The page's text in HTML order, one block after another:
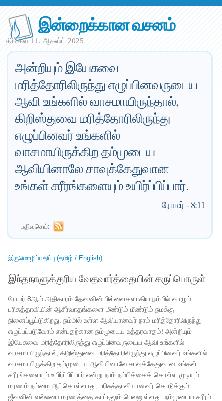
இன்றைக்கான வசனம்
திங்கள் 11. ஆகஸ்ட் 2025
அன்றியும் இயேசுவை
மரித்தோரிலிருந்து எழுப்பினவருடைய
ஆவி உங்களில் வாசமாயிருந்தால்,
கிறிஸ்துவை மரித்தோரிலிருந்து
எழுப்பினவர் உங்களில்
வாசமாயிருக்கிற தம்முடைய
ஆவியினாலே சாவுக்கேதுவான
உங்கள் சரீரங்களையும் உயிர்ப்பிப்பார்.
—ரோமர் - 8:11
பதிவுசெய்:
இருமொழிப்பதிப்பு (தமிழ் / English)
இந்தநாளுக்குரிய வேதவார்த்தையின் கருப்பொருள்
ரோமர் 8ஆம் அதிகாரம் தேவனின் பிள்ளைகளாகிய நம்மில் வாழும்
பரிசுத்தாவியின் ஆசீர்வாதங்களை மீண்டும் மீண்டும் நமக்கு
நினைப்பூட்டுகிறது. நம்மில் உள்ள ஆவியானவர் நாம் மரித்தோரிலிருந்து
எழுப்பப்படுவோம் என்பதற்கான நம்முடைய உத்தரவாதம்! அன்றியும்
இயேசுவை மரித்தோரிலிருந்து எழுப்பினவருடைய ஆவி உங்களில்
வாசமாயிருந்தால், கிறிஸ்துவை மரித்தோரிலிருந்து எழுப்பினவர் உங்களில்
வாசமாயிருக்கிற தம்முடைய ஆவியினாலே சாவுக்கேதுவான உங்கள்
சரீரங்களையும் உயிர்ப்பிப்பார் என்று நாம் நம்பிக்கைக் கொள்ள முடியும் .
மரணம் நம்மை ஆட்கொள்ளாது, பரிசுத்தாவியானவர் கொடுக்கும்
ஜீவனின் வல்லமை மரணத்தை காட்டிலும் பெலனுள்ளது. நம்முடைய சரீரம்